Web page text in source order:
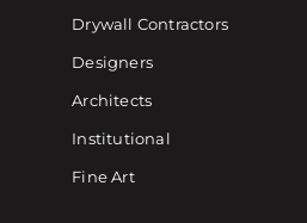
Drywall Contractors
Designers
Architects
Institutional
Fine Art